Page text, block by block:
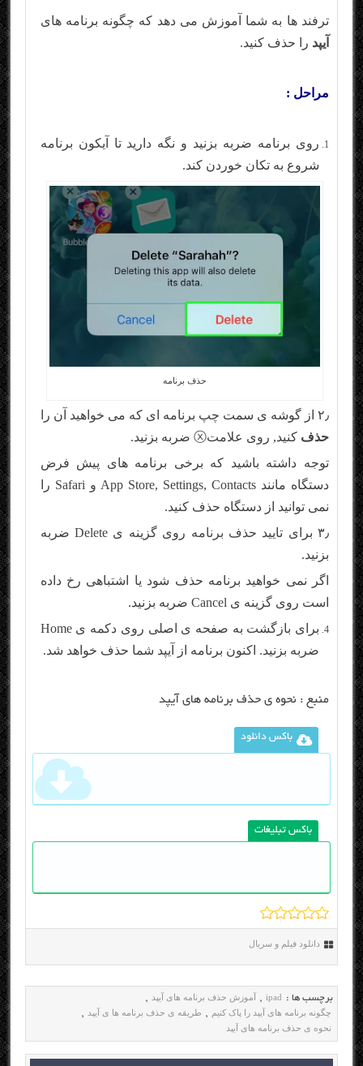
ترفند ها به شما آموزش می دهد که چگونه برنامه های
آیپد را حذف کنید.
مراحل :
روی برنامه ضربه بزنید و نگه دارید تا آیکون برنامه
شروع به تکان خوردن کند.
حذف برنامه
۲٫ از گوشه ی سمت چپ برنامه ای که می خواهید آن را
حذف کنید, روی علامتⓧ ضربه بزنید.
توجه داشته باشید که برخی برنامه های پیش فرض
دستگاه مانند App Store, Settings, Contacts و Safari را
نمی توانید از دستگاه حذف کنید.
۳٫ برای تایید
حذف برنامه
روی گزینه ی Delete ضربه
بزنید.
اگر نمی خواهید برنامه حذف شود یا اشتباهی رخ داده
است روی گزینه ی Cancel ضربه بزنید.
برای بازگشت به صفحه ی اصلی روی دکمه ی Home
ضربه بزنید. اکنون برنامه از آیپد شما حذف خواهد شد.
منبع : نحوه ی حذف برنامه های آیپد
باکس دانلود
باکس تبلیغات
دانلود فیلم و سریال
برچسب ها : ipad
, آموزش حذف برنامه های آیپد ,
چگونه برنامه های آیپد را پاک کنیم , طریقه ی حذف برنامه ها ی آیپد ,
نحوه ی حذف برنامه های آیپد